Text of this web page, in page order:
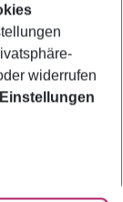
widerrufen